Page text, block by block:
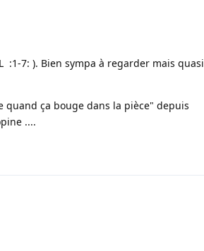
:1-7: ). Bien sympa à regarder mais quasi
quand ça bouge dans la pièce" depuis
....